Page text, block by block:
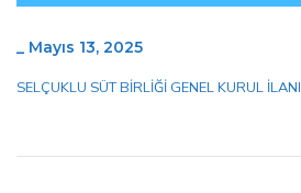
_ Mayıs 13, 2025
SELÇUKLU SÜT BİRLİĞİ GENEL KURUL İLANI